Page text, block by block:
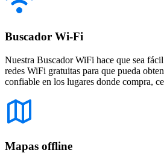
Buscador Wi-Fi
Nuestra Buscador WiFi hace que sea
redes WiFi gratuitas para que pueda
confiable en los lugares donde compra,
Mapas offline